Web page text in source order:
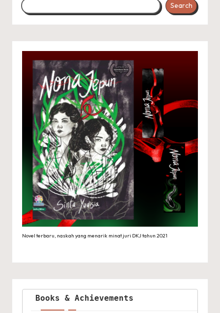
Search
Novel terbaru, naskah yang menarik minat juri DKJ tahun 2021
Books & Achievements